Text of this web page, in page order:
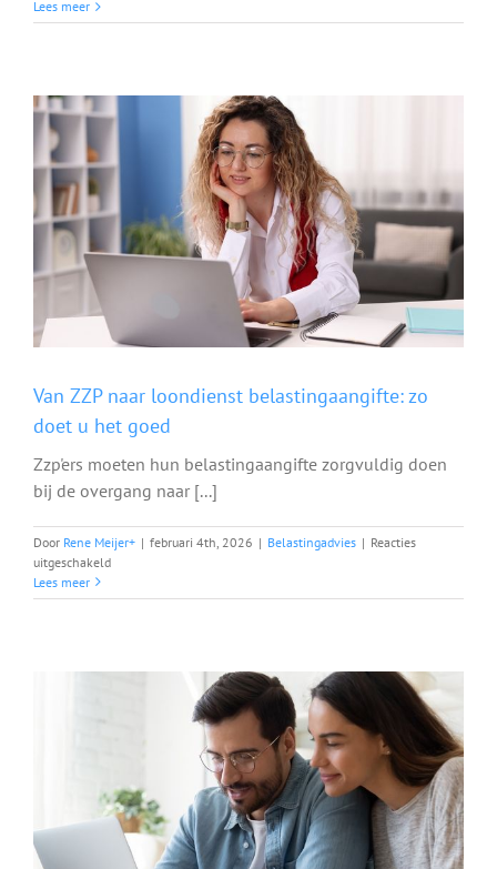
is
tips
Lees meer
Van ZZP naar loondienst belastingaangifte: zo
doet u het goed
Zzp'ers moeten hun belastingaangifte zorgvuldig doen
bij de overgang naar [...]
Door Rene Meijer+ | februari 4th, 2026 | Belastingadvies | Reacties
uitgeschakeldvoor
ZZP
Lees meer